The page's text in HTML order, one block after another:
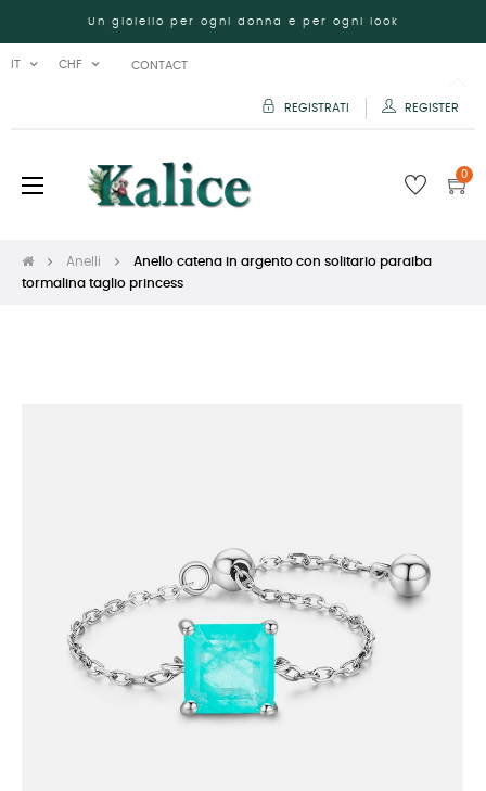
Un gioiello per ogni donna e per ogni look
IT CHF CONTACT
REGISTRATI REGISTER
navigazione
☰ 0
Anelli
Anello catena in argento con solitario paraiba
tormalina taglio princess